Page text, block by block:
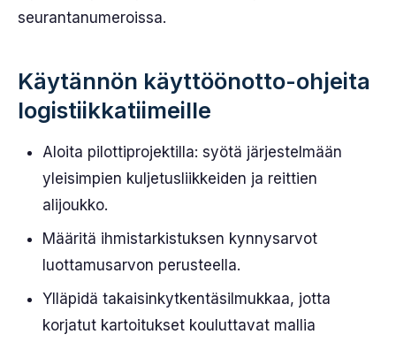
seurantanumeroissa.
Käytännön käyttöönotto-ohjeita
logistiikkatiimeille
Aloita pilottiprojektilla: syötä järjestelmään
yleisimpien kuljetusliikkeiden ja reittien
alijoukko.
Määritä ihmistarkistuksen kynnysarvot
luottamusarvon perusteella.
Ylläpidä takaisinkytkentäsilmukkaa, jotta
korjatut kartoitukset kouluttavat mallia